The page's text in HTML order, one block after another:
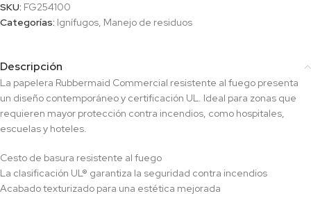
SKU: FG254100
Categorías: Ignífugos, Manejo de residuos
Descripción
La papelera Rubbermaid Commercial resistente al fuego presenta
un diseño contemporáneo y certificación UL. Ideal para zonas que
requieren mayor protección contra incendios, como hospitales,
escuelas y hoteles.
Cesto de basura resistente al fuego
La clasificación UL® garantiza la seguridad contra incendios
Acabado texturizado para una estética mejorada